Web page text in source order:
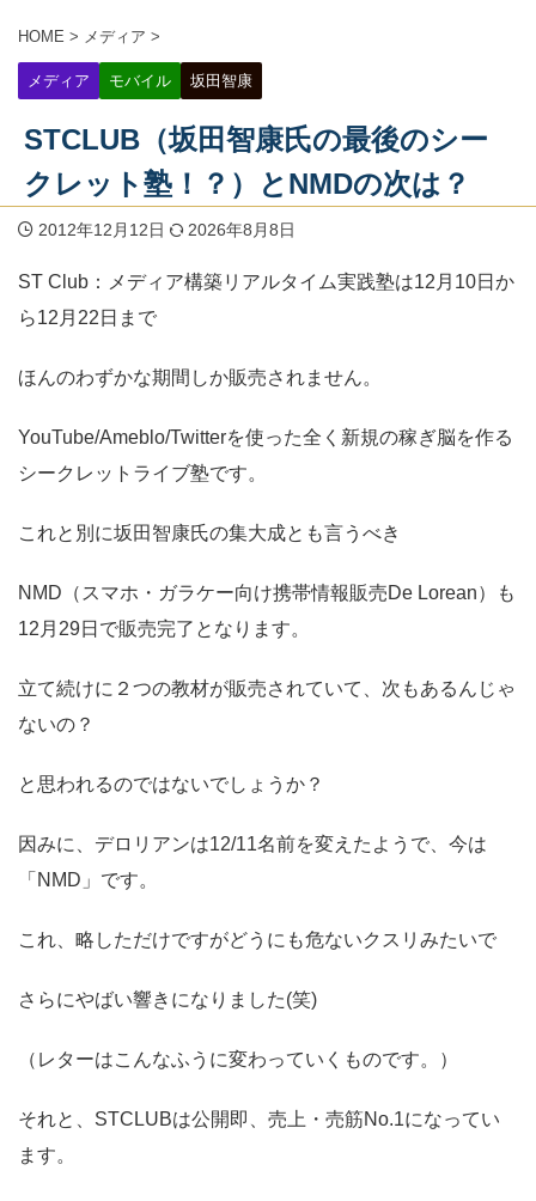
HOME > メディア >
メディア モバイル 坂田智康
STCLUB（坂田智康氏の最後のシー
クレット塾！？）とNMDの次は？
2012年12月12日 2026年8月8日
ST Club：メディア構築リアルタイム実践塾は12月10日か
ら12月22日まで
ほんのわずかな期間しか販売されません。
YouTube/Ameblo/Twitterを使った全く新規の稼ぎ脳を作る
シークレットライブ塾です。
これと別に坂田智康氏の集大成とも言うべき
NMD（スマホ・ガラケー向け携帯情報販売De Lorean）も
12月29日で販売完了 となります。
立て続けに２つの教材が販売されていて、次もあるんじゃ
ないの？
と思われるのではないでしょうか？
因みに、デロリアンは12/11名前を変えたようで、今は
「NMD」です。
これ、略しただけですがどうにも危ないクスリみたいで
さらにやばい響きになりました(笑)
（レターはこんなふうに変わっていくものです。）
それと、 STCLUBは公開即、売上・売筋No.1になってい
ます。